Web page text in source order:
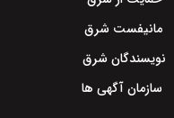
مانیفست شرق
نویسندگان شرق
سازمان آگهی ها